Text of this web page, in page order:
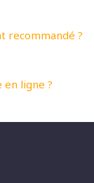
recommandé ?
ligne ?